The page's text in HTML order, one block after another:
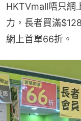
HKTVmall唔只網
力，長者買滿
網上首單66折。